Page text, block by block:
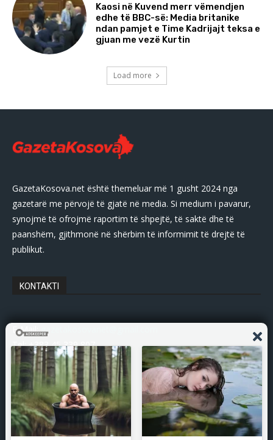
Kaosi në Kuvend merr vëmendjen
edhe të BBC-së: Media britanike
ndan pamjet e Time Kadrijajt teksa e
gjuan me vezë Kurtin
Load more
GazetaKosova.net është themeluar më 1 gusht 2024 nga
gazetarë me përvojë të gjatë në media. Si medium i pavarur,
synojmë të ofrojmë raportim të shpejtë, të saktë dhe të
paanshëm, gjithmonë në shërbim të informimit të drejtë të
publikut.
KONTAKTI
E-Mail:gazetakosovanet@gmail.com
Tel: +383 45 339 807